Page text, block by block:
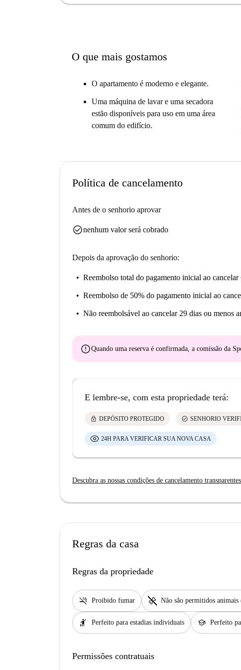
O que mais gostamos
O apartamento é moderno e elegante.
Uma máquina de lavar e uma secadora
estão disponíveis para uso em uma área
comum do edifício.
Política de cancelamento
Antes de o senhorio aprovar
check_circlenenhum valor será cobrado
Depois da aprovação do senhorio:
Reembolso total do pagamento inicial ao
Reembolso de 50% do pagamento inicial ao
Não reembolsável ao cancelar 29 dias ou menos
errorQuando uma reserva é confirmada, a comissão da
E lembre-se, com esta propriedade terá:
lock DEPÓSITO PROTEGIDO check_circle SENHORIO
24H PARA VERIFICAR SUA NOVA CASA
Descubra as nossas condições de cancelamento transparentes
Regras da casa
Regras da propriedade
smoke_free Proibido fumar pet_supplies Não são permitidos animais
hail Perfeito para estadias individuais school Perfeito
Permissões contratuais